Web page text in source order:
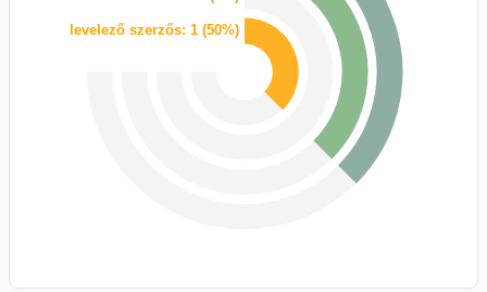
levelező szerzős: 1 (50%)